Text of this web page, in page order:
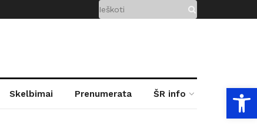
Skelbimai Prenumerata ŠR info